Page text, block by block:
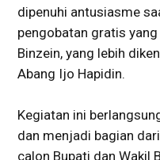
dipenuhi antusiasme
pengobatan gratis
Binzein, yang lebih
Abang Ijo Hapidin.
Kegiatan ini
dan menjadi bagian
calon Bupati dan Wakil